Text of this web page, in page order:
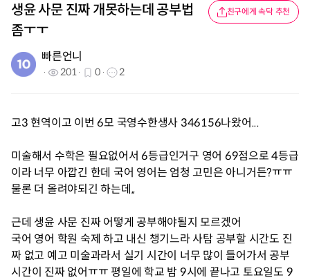
생윤 사문 진짜 개못하는데 공부법
좀ㅜㅜ
친구에게 속닥 추천
빠른언니
201 0 2
고3 현역이고 이번 6모 국영수한생사 346156나왔어...
미술해서 수학은 필요없어서 6등급인거구 영어 69점으로 4등급
이라 너무 아깝긴 한데 국어 영어는 엄청 고민은 아니거든?ㅠㅠ
물론 더 올려야되긴 하는데,,
근데 생윤 사문 진짜 어떻게 공부해야될지 모르겠어
국어 영어 학원 숙제 하고 내신 챙기느라 사탐 공부할 시간도 진
짜 없고 예고 미술과라서 실기 시간이 너무 많이 들어가서 공부
시간이 진짜 없어ㅠㅠ 평일에 학교 밤 9시에 끝나고 토요일도 9